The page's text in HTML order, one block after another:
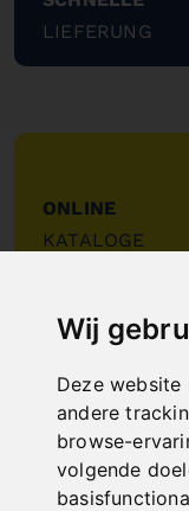
Wij
Deze
andere
browse-
volgende
LIEFERUNG
"
ONLINE
KATALOGE